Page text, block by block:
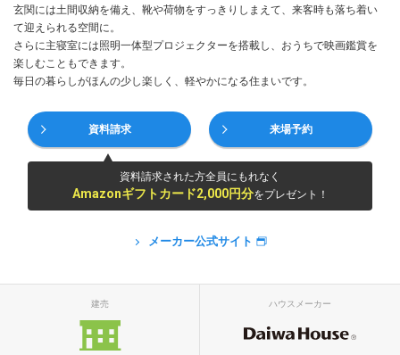
玄関には土間収納を備え、靴や荷物をすっきりしまえて、来客時も落ち着い
て迎えられる空間に。
さらに主寝室には照明一体型プロジェクターを搭載し、おうちで映画鑑賞を
楽しむこともできます。
毎日の暮らしがほんの少し楽しく、軽やかになる住まいです。
資料請求 来場予約
資料請求された方全員にもれなく
Amazonギフトカード2,000円分をプレゼント！
メーカー公式サイト
建売 ハウスメーカー